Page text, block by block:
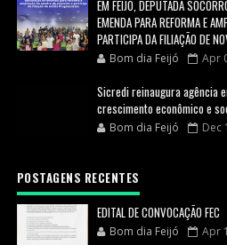
EM FEIJÓ, DEPUTADA
EMENDA PARA REFORMA E
PARTICIPA DA FILIAÇÃO DE
Bom dia Feijó Apr
Sicredi reinaugura agência
crescimento econômico e
Bom dia Feijó Dec
POSTAGENS RECENTES
EDITAL DE CONVOCAÇÃO FEC
Bom dia Feijó Apr